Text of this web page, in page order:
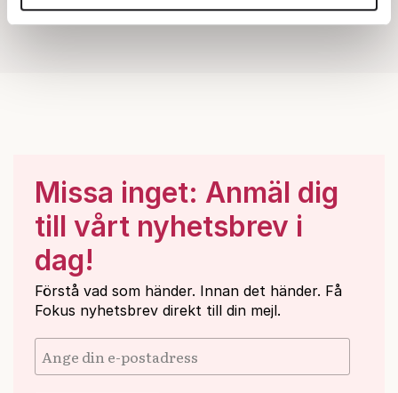
annons- och analysföretag som vi samarbetar med.
Missa inget: Anmäl dig
till vårt nyhetsbrev i
dag!
Förstå vad som händer. Innan det händer. Få
Fokus nyhetsbrev direkt till din mejl.